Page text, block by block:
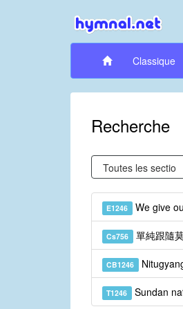
Classique
Recherche
E1246 We give
Cs756 單純跟隨
CB1246
T1246 Sundan